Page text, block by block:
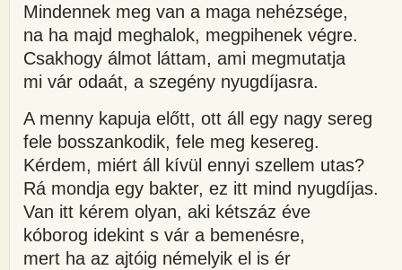
Mindennek meg van a maga nehézsége,
na ha majd meghalok, megpihenek végre.
Csakhogy álmot láttam, ami megmutatja
mi vár odaát, a szegény nyugdíjasra.
A menny kapuja előtt, ott áll egy nagy sereg
fele bosszankodik, fele meg kesereg.
Kérdem, miért áll kívül ennyi szellem utas?
Rá mondja egy bakter, ez itt mind nyugdíjas.
Van itt kérem olyan, aki kétszáz éve
kóborog idekint s vár a bemenésre,
mert ha az ajtóig némelyik el is ér